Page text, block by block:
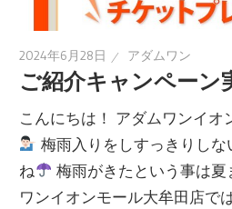
2024年6月28日 アダムワン
ご紹介キャンペーン
こんにちは！ アダムワンイオ
梅雨入りをしすっきりし
ね
梅雨がきたという事は夏
ワンイオンモール大牟田店で